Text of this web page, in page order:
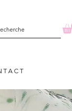
T A C T